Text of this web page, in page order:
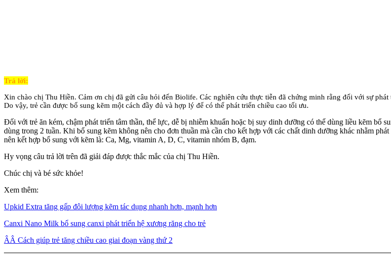
Trả lời:
Xin chào chị Thu Hiền. Cảm ơn chị đã gửi câu hỏi đến Biolife. Các nghiên cứu thực tiễn đã chứng minh rằng đối với sự
Do vậy, trẻ cần được bổ sung kẽm một cách đầy đủ và hợp lý để có thể phát triển chiều cao tối ưu.
Đối với trẻ ăn kém, chậm phát triển tâm thần, thể lực, dễ bị nhiễm khuẩn hoặc bị suy dinh dưỡng có thể dùng liều kẽm bổ
dùng trong 2 tuần. Khi bổ sung kẽm không nên cho đơn thuần mà cần cho kết hợp với các chất dinh dưỡng khác nhằm
nên kết hợp bổ sung với kẽm là: Ca, Mg, vitamin A, D, C, vitamin nhóm B, đạm.
Hy vọng câu trả lời trên đã giải đáp được thắc mắc của chị Thu Hiền.
Chúc chị và bé sức khỏe!
Xem thêm:
Upkid Extra tăng gấp đôi lượng kẽm tác dụng nhanh hơn, mạnh hơn
Canxi Nano Milk bổ sung canxi phát triển hệ xương răng cho trẻ
ÂÂ Cách giúp trẻ tăng chiều cao giai đoạn vàng thứ 2